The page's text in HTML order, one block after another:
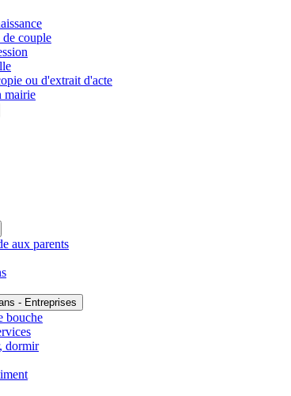
couple
ou d'extrait d'acte
mairie
aux parents
- Entreprises
bouche
dormir